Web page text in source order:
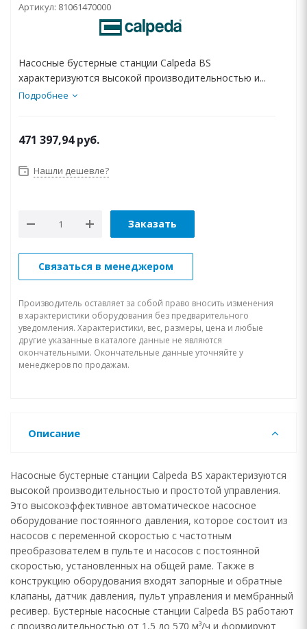
Артикул: 81061470000
Насосные бустерные станции Calpeda BS
характеризуются высокой производительностью и...
Подробнее
471 397,94руб.
Нашли дешевле?
Заказать
Связаться в менеджером
Производитель оставляет за собой право вносить изменения
в характеристики оборудования без предварительного
уведомления. Характеристики, вес, размеры, цена и любые
другие указанные в каталоге данные не являются
окончательными. Окончательные данные уточняйте у
менеджеров по продажам.
Описание
Насосные бустерные станции Calpeda BS характеризуются
высокой производительностью и простотой управления.
Это высокоэффективное автоматическое насосное
оборудование постоянного давления, которое состоит из
насосов с переменной скоростью с частотным
преобразователем в пульте и насосов с постоянной
скоростью, установленных на общей раме. Также в
конструкцию оборудования входят запорные и обратные
клапаны, датчик давления, пульт управления и мембранный
ресивер. Бустерные насосные станции Calpeda BS работают
с производительностью от 1,5 до 570 м³/ч и формируют